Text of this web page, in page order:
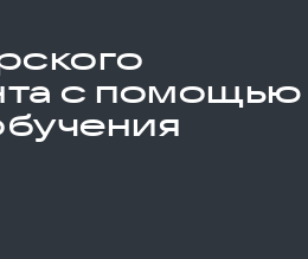
с помощью